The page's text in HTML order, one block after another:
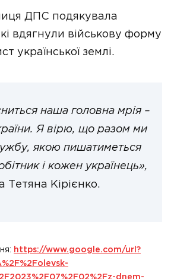
ДПС подякувала
вдягнули військову форму
української землі.
наша головна мрія –
Я вірю, що разом ми
якою пишатиметься
і кожен українець»,
Тетяна Кірієнко.
https://www.google.com/url?
dnem-